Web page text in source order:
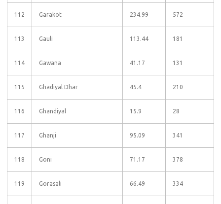
112 Garakot 234.99 572
113 Gauli 113.44 181
114 Gawana 41.17 131
115 Ghadiyal Dhar 45.4 210
116 Ghandiyal 15.9 28
117 Ghanji 95.09 341
118 Goni 71.17 378
119 Gorasali 66.49 334